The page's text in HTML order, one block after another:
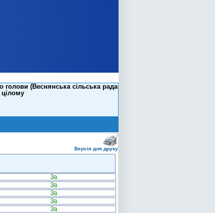
голови (Веснянська сільська рада
Версія для друку
За
За
За
За
За